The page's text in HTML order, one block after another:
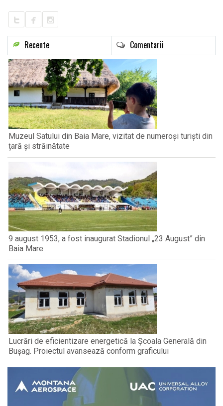
Recente Comentarii
Muzeul Satului din Baia Mare, vizitat de numeroși turiști din
țară și străinătate
9 august 1953, a fost inaugurat Stadionul „23 August” din
Baia Mare
Lucrări de eficientizare energetică la Școala Generală din
Bușag. Proiectul avansează conform graficului